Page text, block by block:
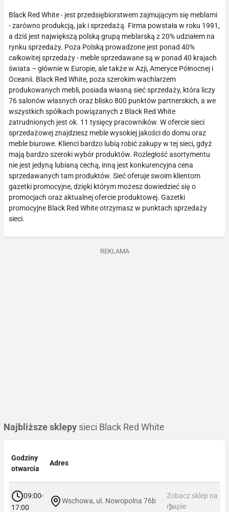
Black Red White - jest przedsiębiorstwem zajmującym się meblami
- zarówno produkcją, jak i sprzedażą. Firma powstała w roku 1991,
a dziś jest największą polską grupą meblarską z 20% udziałem na
rynku sprzedaży. Poza Polską prowadzone jest ponad 40%
całkowitej sprzedaży - meble sprzedawane są w ponad 40 krajach
świata – głównie w Europie, ale także w Azji, Ameryce Północnej i
Oceanii. Black Red White, poza szerokim wachlarzem
produkowanych mebli, posiada własną sieć sprzedaży, która liczy
76 salonów własnych oraz blisko 800 punktów partnerskich, a we
wszystkich spółkach powiązanych z Black Red White
zatrudnionych jest ok. 11 tysięcy pracowników. W ofercie sieci
sprzedażowej znajdziesz meble wysokiej jakości do domu oraz
meble biurowe. Klienci bardzo lubią robić zakupy w tej sieci, gdyż
mają bardzo szeroki wybór produktów. Rozległość asortymentu
nie jest jedyną lubianą cechą, inną jest konkurencyjna cena
sprzedawanych tam produktów. Sieć oferuje swoim klientom
gazetki promocyjne, dzięki którym możesz dowiedzieć się o
promocjach oraz aktualnej ofercie produktowej. Gazetki
promocyjne Black Red White otrzymasz w punktach sprzedaży
sieci.
REKLAMA
Najbliższe sklepy sieci Black Red White
Godziny
otwarcia
Adres
09:00-
17:00
Wschowa, ul. Nowopolna 76b
Zobacz sklep na
mapie